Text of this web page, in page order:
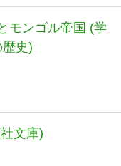
モンゴル帝国 (学
史)
文庫)